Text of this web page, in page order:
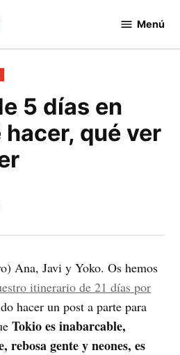
Menú
5 días en
hacer, qué ver
Ana, Javi y Yoko. Os hemos
itinerario de 21 días por
hacer un post a parte para
Tokio es inabarcable,
rebosa gente y neones, es